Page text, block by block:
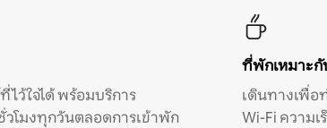
ไว้ใจได้ พร้อมบริการ
โมงทุกวันตลอดการเข้าพัก
ที่พักเหมาะกั
เดินทางเพื่อ
Wi-Fi ความ